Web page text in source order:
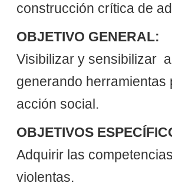
construcción crítica de
OBJETIVO GENERAL:
Visibilizar y sensibilizar
generando
acción social.
OBJETIVOS
Adquirir las
violentas.